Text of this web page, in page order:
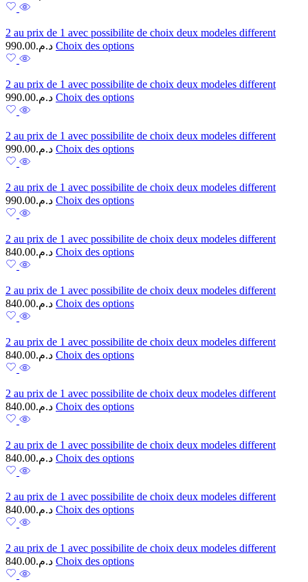
2 au prix de 1 avec possibilite de choix deux modeles different
د.م.990.00 Choix des options
2 au prix de 1 avec possibilite de choix deux modeles different
د.م.990.00 Choix des options
2 au prix de 1 avec possibilite de choix deux modeles different
د.م.990.00 Choix des options
2 au prix de 1 avec possibilite de choix deux modeles different
د.م.990.00 Choix des options
2 au prix de 1 avec possibilite de choix deux modeles different
د.م.840.00 Choix des options
2 au prix de 1 avec possibilite de choix deux modeles different
د.م.840.00 Choix des options
2 au prix de 1 avec possibilite de choix deux modeles different
د.م.840.00 Choix des options
2 au prix de 1 avec possibilite de choix deux modeles different
د.م.840.00 Choix des options
2 au prix de 1 avec possibilite de choix deux modeles different
د.م.840.00 Choix des options
2 au prix de 1 avec possibilite de choix deux modeles different
د.م.840.00 Choix des options
2 au prix de 1 avec possibilite de choix deux modeles different
د.م.840.00 Choix des options